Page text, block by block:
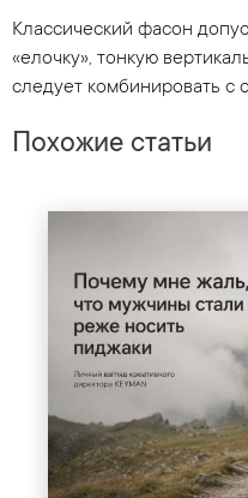
Классический фасон
«елочку», тонкую
следует комбинировать с
Похожие статьи